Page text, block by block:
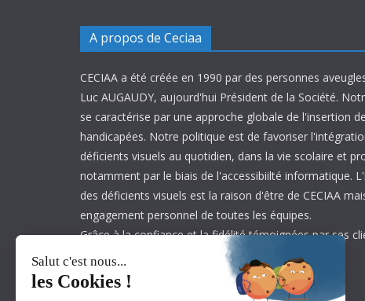
A propos de Ceciaa
CECIAA a été créée en 1990 par des personnes
Luc AUGAUDY, aujourd'hui Président de la Société.
se caractérise par une approche globale de l'insertion
handicapées. Notre politique est de favoriser
déficients visuels au quotidien, dans la vie scolaire et
notamment par le biais de l'accessibiilté informatique.
des déficients visuels est la raison d'être de CECIAA
engagement personnel de toutes les équipes.
Grâce à la confiance et la fidélité témoignées par ses
est aujourd’hui leader sur son marché.